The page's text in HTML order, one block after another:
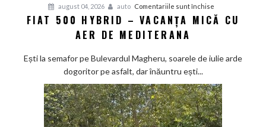
august 04, 2026 auto Comentariile sunt închise
Fiat
–
mică
cu
aer
de
FIAT 500 HYBRID – VACANȚA MICĂ CU
AER DE MEDITERANA
Ești la semafor pe Bulevardul Magheru, soarele de iulie arde
dogoritor pe asfalt, dar înăuntru ești...